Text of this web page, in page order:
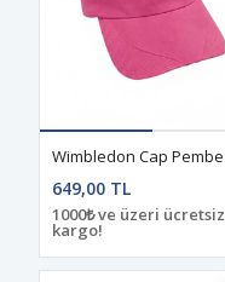
649,00 TL
1000₺ ve üzeri ücretsiz
kargo!